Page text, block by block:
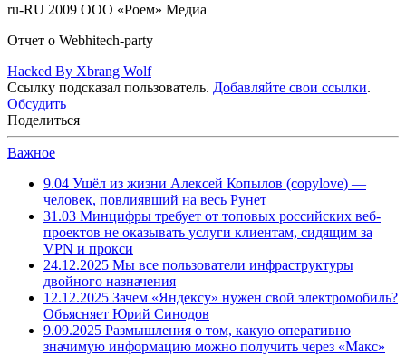
ru-RU 2009 ООО «Роем» Медиа
Отчет о Webhitech-party
Hacked By Xbrang Wolf
Ссылку подсказал пользователь. Добавляйте свои ссылки.
Обсудить
Поделиться
Важное
9.04 Ушёл из жизни Алексей Копылов (copylove) —
человек, повлиявший на весь Рунет
31.03 Минцифры требует от топовых российских веб-
проектов не оказывать услуги клиентам, сидящим за
VPN и прокси
24.12.2025 Мы все пользователи инфраструктуры
двойного назначения
12.12.2025 Зачем «Яндексу» нужен свой электромобиль?
Объясняет Юрий Синодов
9.09.2025 Размышления о том, какую оперативно
значимую информацию можно получить через «Макс»